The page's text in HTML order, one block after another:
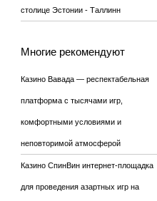
столице Эстонии - Таллинн
Многие рекомендуют
Казино Вавада — респектабельная
платформа с тысячами игр,
комфортными условиями и
неповторимой атмосферой
Казино СпинВин интернет-площадка
для проведения азартных игр на